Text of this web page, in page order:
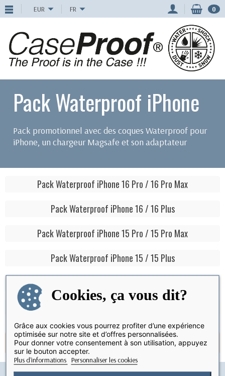
EUR FR 0
Pack Waterproof iPhone
Pack promotionnel avec des coques Waterproof pour
iPhone, un chargeur Magsafe et son adaptateur
Pack Waterproof iPhone 16 Pro / 16 Pro Max
Pack Waterproof iPhone 16 / 16 Plus
Pack Waterproof iPhone 15 Pro / 15 Pro Max
Pack Waterproof iPhone 15 / 15 Plus
Pack Waterproof iPhone 14 Pro / 14 Pro Max
Pack Waterproof iPhone 14 / 14 Plus
Aucun produit pour le moment.
Cookies, ça vous dit?
Grâce aux cookies vous pourrez profiter d’une expérience
optimisée sur notre site et d’offres personnalisées.
Pour donner votre consentement à son utilisation, appuyez
sur le bouton accepter.
Plus d'informations Personnaliser les cookies